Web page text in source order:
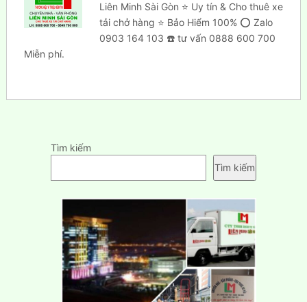
Liên Minh Sài Gòn ⭐ Uy tín & Cho thuê xe
tải chở hàng ⭐ Bảo Hiểm 100% ⭕ Zalo
0903 164 103 ☎️ tư vấn 0888 600 700
Miễn phí.
Tìm kiếm
Tìm kiếm